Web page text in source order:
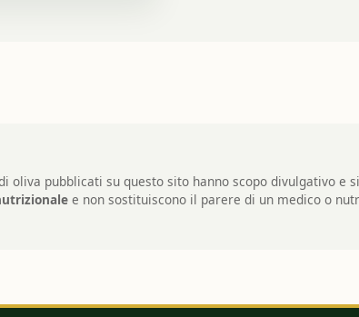
pubblicati su questo sito hanno scopo divulgativo e
e non sostituiscono il parere di un medico o